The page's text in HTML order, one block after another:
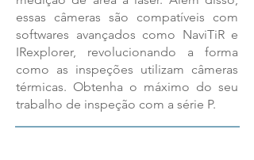
essas câmeras são compatíveis com
softwares avançados como NaviTiR e
IRexplorer, revolucionando a forma
como as inspeções utilizam câmeras
térmicas. Obtenha o máximo do seu
trabalho de inspeção com a série P.